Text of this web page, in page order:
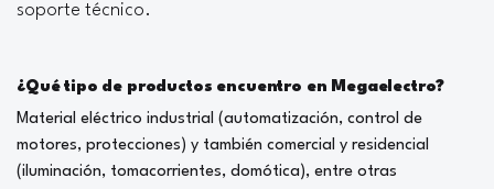
soporte técnico.
¿Qué tipo de productos encuentro en Megaelectro?
Material eléctrico industrial (automatización, control de
motores, protecciones) y también comercial y residencial
(iluminación, tomacorrientes, domótica), entre otras